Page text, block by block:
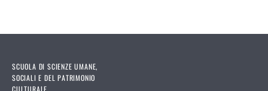
SCUOLA DI SCIENZE UMANE,
SOCIALI E DEL PATRIMONIO
CULTURALE